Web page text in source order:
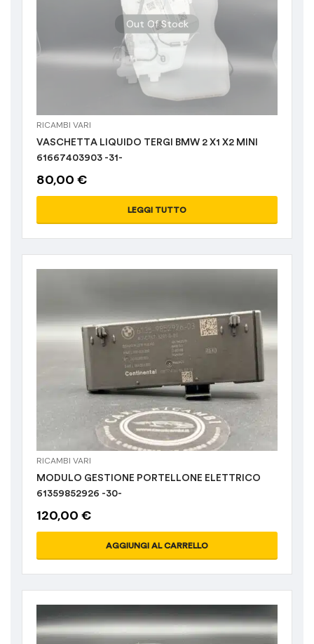
(0)
Bauli(0)
Cerchi in Lega(0)
Fanali(2)
Impianto frenante
Interni(0)
Paraurti(1)
Portiere
Sospensioni (13)
Out Of Stock
RICAMBI VARI
VASCHETTA LIQUIDO TERGI BMW 2 X1 X2 MINI
61667403903 -31-
80,00 €
LEGGI TUTTO
RICAMBI VARI
MODULO GESTIONE PORTELLONE ELETTRICO
61359852926 -30-
120,00 €
AGGIUNGI AL CARRELLO